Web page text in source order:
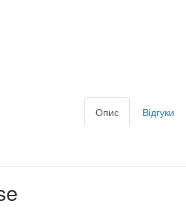
Опис Відгуки